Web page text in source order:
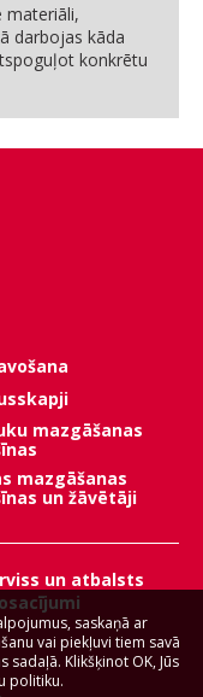
materiāli,
darbojas kāda
konkrētu
mazgāšanas
mazgāšanas
un žāvētāji
un atbalsts
saskaņā ar
vai piekļuvi tiem savā
Klikšķinot OK, Jūs
politiku.